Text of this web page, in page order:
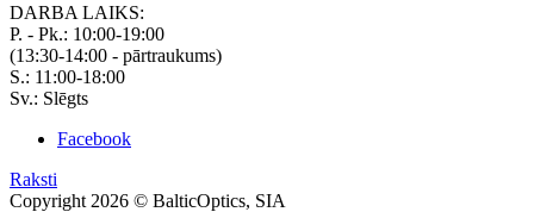
DARBA LAIKS:
P. - Pk.: 10:00-19:00
(13:30-14:00 - pārtraukums)
S.: 11:00-18:00
Sv.: Slēgts
Facebook
Raksti
Copyright 2026 © BalticOptics, SIA